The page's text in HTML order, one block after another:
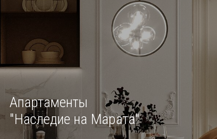
Апартаменты
"Наследие на Марата"